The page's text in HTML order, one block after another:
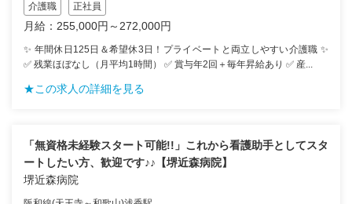
介護職
正社員
月給：255,000円～272,000円
✨ 年間休日125日＆希望休3日！プライベートと両立しやすい介護職 ✨
✅ 残業ほぼなし（月平均1時間） ✅ 賞与年2回＋毎年昇給あり ✅ 産...
★この求人の詳細を見る
「無資格未経験スタート可能!!」これから看護助手としてスタ
ートしたい方、歓迎です♪♪【堺近森病院】
堺近森病院